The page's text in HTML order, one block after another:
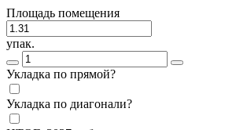
Площадь помещения
упак.
Укладка по прямой?
Укладка по диагонали?